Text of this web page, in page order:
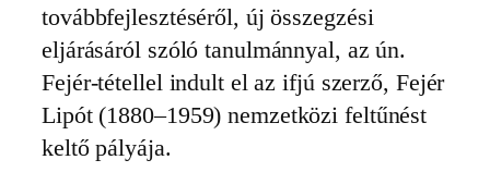
továbbfejlesztéséről, új összegzési
eljárásáról szóló tanulmánnyal, az ún.
Fejér-tétellel indult el az ifjú szerző, Fejér
Lipót (1880–1959) nemzetközi feltűnést
keltő pályája.